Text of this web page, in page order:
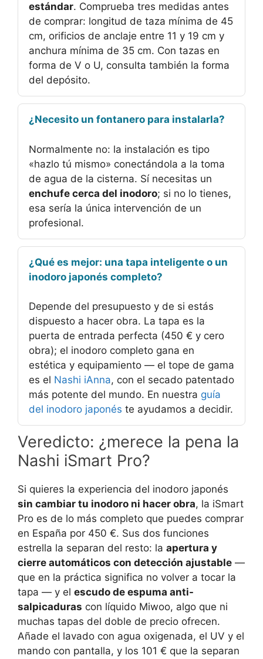
estándar. Comprueba tres medidas antes
de comprar: longitud de taza mínima de 45
cm, orificios de anclaje entre 11 y 19 cm y
anchura mínima de 35 cm. Con tazas en
forma de V o U, consulta también la forma
del depósito.
¿Necesito un fontanero para instalarla?
Normalmente no: la instalación es tipo
«hazlo tú mismo» conectándola a la toma
de agua de la cisterna. Sí necesitas un
enchufe cerca del inodoro; si no lo tienes,
esa sería la única intervención de un
profesional.
¿Qué es mejor: una tapa inteligente o un
inodoro japonés completo?
Depende del presupuesto y de si estás
dispuesto a hacer obra. La tapa es la
puerta de entrada perfecta (450 € y cero
obra); el inodoro completo gana en
estética y equipamiento — el tope de gama
es el Nashi iAnna, con el secado patentado
más potente del mundo. En nuestra guía
del inodoro japonés te ayudamos a decidir.
Veredicto: ¿merece la pena la
Nashi iSmart Pro?
Si quieres la experiencia del inodoro japonés
sin cambiar tu inodoro ni hacer obra, la iSmart
Pro es de lo más completo que puedes comprar
en España por 450 €. Sus dos funciones
estrella la separan del resto: la apertura y
cierre automáticos con detección ajustable —
que en la práctica significa no volver a tocar la
tapa — y el escudo de espuma anti-
salpicaduras con líquido Miwoo, algo que ni
muchas tapas del doble de precio ofrecen.
Añade el lavado con agua oxigenada, el UV y el
mando con pantalla, y los 101 € que la separan